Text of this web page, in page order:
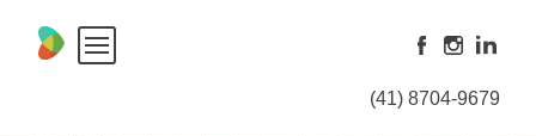
content
(41) 8704-9679